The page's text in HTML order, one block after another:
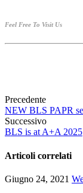
Feel Free To Visit Us
Precedente
NEW BLS PAPR
Successivo
BLS is at A+A 2025
Articoli correlati
Giugno 24, 2021